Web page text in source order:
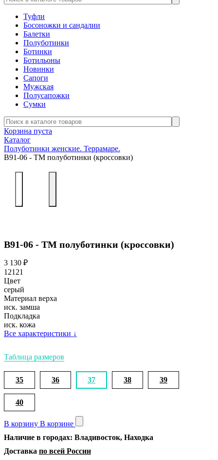
Туфли
Босоножки и сандалии
Балетки
Полуботинки
Ботинки
Ботильоны
Новинки
Сапоги
Мужская
Полусапожки
Сумки
Корзина пуста
Каталог
Полуботинки женские. Террамаре.
В91-06 - ТМ полуботинки (кроссовки)
В91-06 - ТМ полуботинки (кроссовки)
3 130 ₽
12121
Цвет
серый
Материал верха
иск. замша
Подкладка
иск. кожа
Все характеристики ↓
Таблица размеров
35 36 37 38 39
40
В корзину В корзине
Наличие в городах: Владивосток, Находка
Доставка по всей России